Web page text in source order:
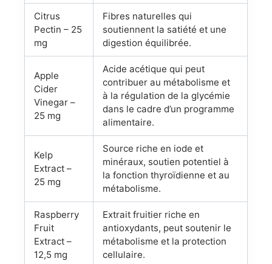
Citrus
Pectin – 25
mg
Fibres naturelles qui
soutiennent la satiété et une
digestion équilibrée.
Apple
Cider
Vinegar –
25 mg
Acide acétique qui peut
contribuer au métabolisme et
à la régulation de la glycémie
dans le cadre d’un programme
alimentaire.
Kelp
Extract –
25 mg
Source riche en iode et
minéraux, soutien potentiel à
la fonction thyroïdienne et au
métabolisme.
Raspberry
Fruit
Extract –
12,5 mg
Extrait fruitier riche en
antioxydants, peut soutenir le
métabolisme et la protection
cellulaire.